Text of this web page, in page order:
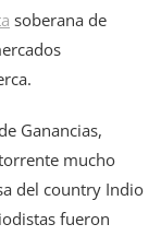
soberana de
Ganancias,
mucho
del country Indio
fueron